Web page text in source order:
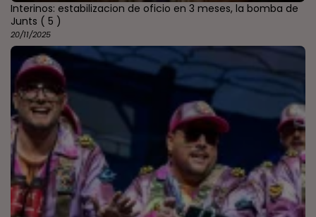
Interinos: estabilizacion de oficio en 3 meses, la bomba de
Junts ( 5 )
20/11/2025